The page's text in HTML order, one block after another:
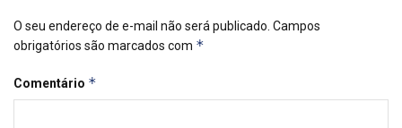
O seu endereço de e-mail não será publicado. Campos
obrigatórios são marcados com *
Comentário *